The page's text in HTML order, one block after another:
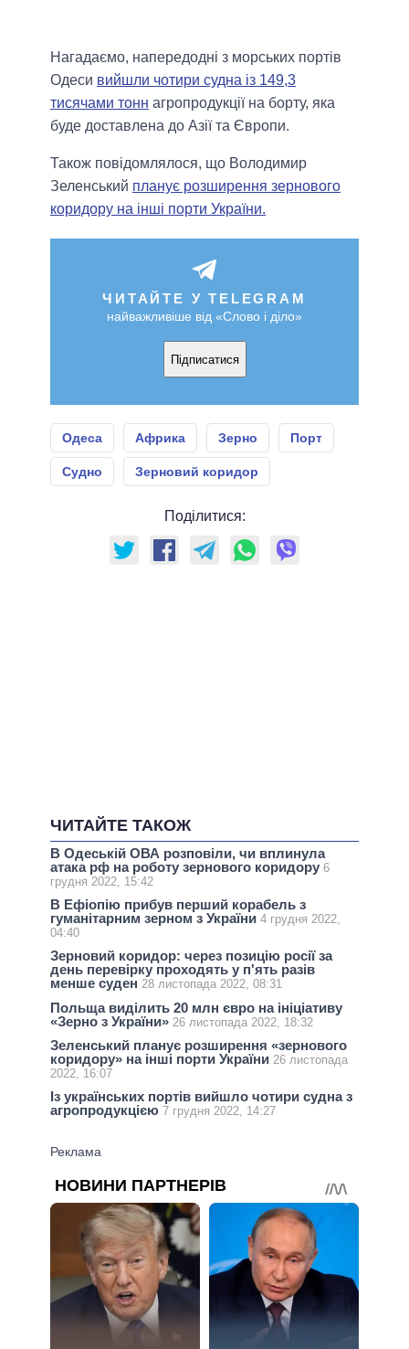
Нагадаємо, напередодні з морських портів
Одеси вийшли чотири судна із 149,3
тисячами тонн агропродукції на борту, яка
буде доставлена до Азії та Європи.
Також повідомлялося, що Володимир
Зеленський планує розширення зернового
коридору на інші порти України.
ЧИТАЙТЕ У TELEGRAM
найважливіше від «Слово і діло»
Підписатися
Одеса Африка Зерно Порт
Судно Зерновий коридор
Поділитися:
ЧИТАЙТЕ ТАКОЖ
В Одеській ОВА розповіли, чи вплинула
атака рф на роботу зернового коридору 6
грудня 2022, 15:42
В Ефіопію прибув перший корабель з
гуманітарним зерном з України 4 грудня 2022,
04:40
Зерновий коридор: через позицію росії за
день перевірку проходять у п'ять разів
менше суден 28 листопада 2022, 08:31
Польща виділить 20 млн євро на ініціативу
«Зерно з України» 26 листопада 2022, 18:32
Зеленський планує розширення «зернового
коридору» на інші порти України 26 листопада
2022, 16:07
Із українських портів вийшло чотири судна з
агропродукцією 7 грудня 2022, 14:27